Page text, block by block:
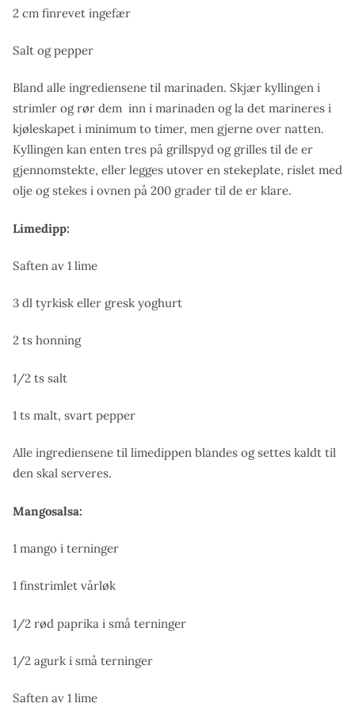
2 cm finrevet ingefær
Salt og pepper
Bland alle ingrediensene til marinaden. Skjær kyllingen i
strimler og rør dem inn i marinaden og la det marineres i
kjøleskapet i minimum to timer, men gjerne over natten.
Kyllingen kan enten tres på grillspyd og grilles til de er
gjennomstekte, eller legges utover en stekeplate, rislet med
olje og stekes i ovnen på 200 grader til de er klare.
Limedipp:
Saften av 1 lime
3 dl tyrkisk eller gresk yoghurt
2 ts honning
1/2 ts salt
1 ts malt, svart pepper
Alle ingrediensene til limedippen blandes og settes kaldt til
den skal serveres.
Mangosalsa:
1 mango i terninger
1 finstrimlet vårløk
1/2 rød paprika i små terninger
1/2 agurk i små terninger
Saften av 1 lime